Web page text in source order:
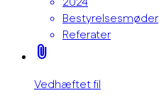
Bestyrelsesmøder
Referater
attach_file
Vedhæftet fil